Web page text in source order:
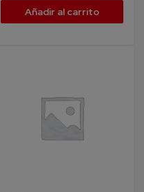
Añadir al carrito